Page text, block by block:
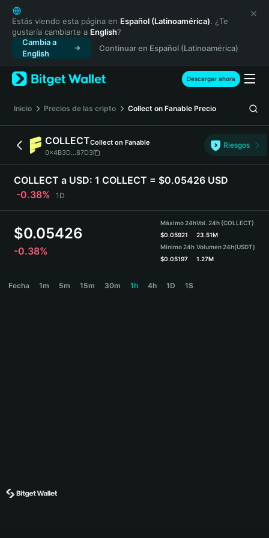
English
日本語
Tiếng Việt
Русский
Español (Latinoamérica)
Türkçe
Français
Deutsch
简体中文
繁體中文
Português (Portugal)
Bahasa Indonesia
ภาษาไทย
हिन्दी
Español
Português (Brasil)
Estás viendo esta página en Español (Latinoamérica). ¿Te
gustaría cambiarte a English?
Cambia a
English
Continuar en Español (Latinoamérica)
Descargar ahora
Inicio Precios de las cripto Collect on Fanable Precio
COLLECTCollect on Fanable
0x4B3D...87D3
Riesgos
COLLECT a USD: 1 COLLECT = $0.05426 USD
-0.38%
1D
$0.05426
-0.38%
Máximo 24h
$0.05921
Mínimo 24h
$0.05197
Vol. 24h (COLLECT)
23.51M
Volumen 24h(USDT)
1.27M
Fecha 1m 5m 15m 30m 1h 4h 1D 1S